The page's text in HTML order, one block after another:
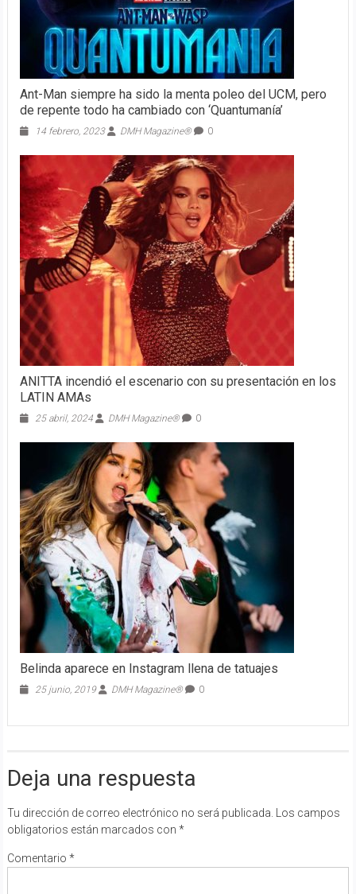
Ant-Man siempre ha sido la menta poleo del UCM, pero
de repente todo ha cambiado con ‘Quantumanía’
14 febrero, 2023 DMH Magazine® 0
ANITTA incendió el escenario con su presentación en los
LATIN AMAs
25 abril, 2024 DMH Magazine® 0
Belinda aparece en Instagram llena de tatuajes
25 junio, 2019 DMH Magazine® 0
Deja una respuesta
Tu dirección de correo electrónico no será publicada. Los campos
obligatorios están marcados con *
Comentario *